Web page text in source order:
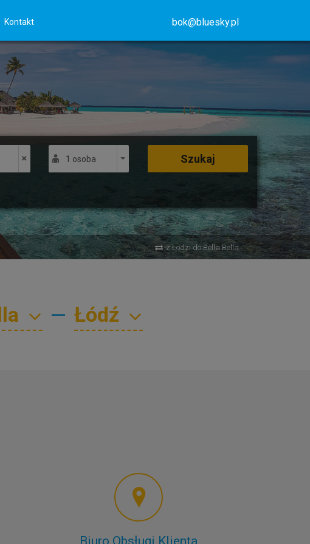
Kontakt bok@bluesky.pl
1 osoba Szukaj
z Łodzi do Bella Bella
—